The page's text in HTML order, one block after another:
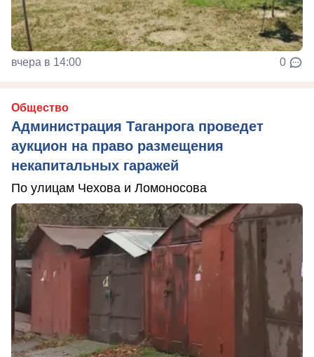
вчера в 14:00 0
Общество
Администрация Таганрога проведет
аукцион на право размещения
некапитальных гаражей
По улицам Чехова и Ломоносова